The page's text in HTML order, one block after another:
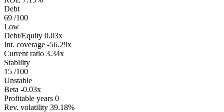
Debt
69 /100
Low
Debt/Equity 0.03x
Int. coverage -56.29x
Current ratio 3.34x
Stability
15 /100
Unstable
Beta -0.03x
Profitable years 0
Rev. volatility 39.18%